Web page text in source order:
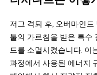
저그 격퇴 후, 오버마인
툴의 가르침을 받은 특수
드를 소멸시켰습니다. 이
과정에서 사용된 에너지